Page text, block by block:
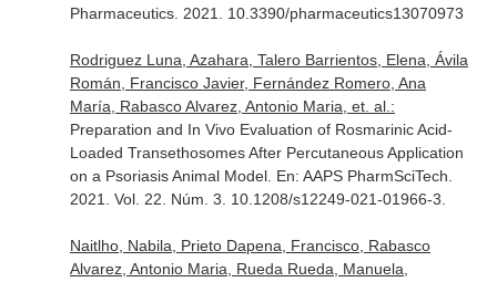
Pharmaceutics. 2021. 10.3390/pharmaceutics13070973
Rodriguez Luna, Azahara, Talero Barrientos, Elena, Ávila
Román, Francisco Javier, Fernández Romero, Ana
María, Rabasco Alvarez, Antonio Maria, et. al.:
Preparation and In Vivo Evaluation of Rosmarinic Acid-
Loaded Transethosomes After Percutaneous Application
on a Psoriasis Animal Model. En: AAPS PharmSciTech
2021. Vol. 22. Núm. 3. 10.1208/s12249-021-01966-3.
Naitlho, Nabila, Prieto Dapena, Francisco, Rabasco
Alvarez, Antonio Maria, Rueda Rueda, Manuela,